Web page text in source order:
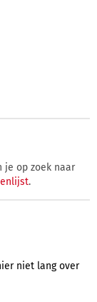
je op zoek naar
.
niet lang over